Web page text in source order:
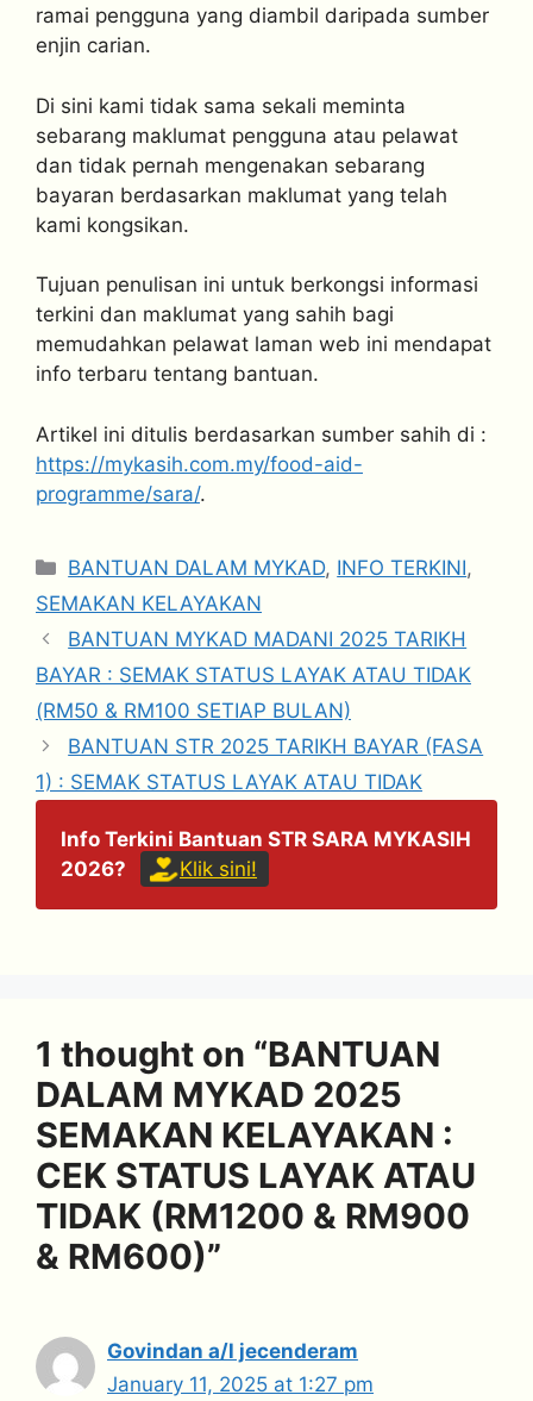
ramai pengguna yang diambil daripada sumber
enjin carian.
Di sini kami tidak sama sekali meminta
sebarang maklumat pengguna atau pelawat
dan tidak pernah mengenakan sebarang
bayaran berdasarkan maklumat yang telah
kami kongsikan.
Tujuan penulisan ini untuk berkongsi informasi
terkini dan maklumat yang sahih bagi
memudahkan pelawat laman web ini mendapat
info terbaru tentang bantuan.
Artikel ini ditulis berdasarkan sumber sahih di :
https://mykasih.com.my/food-aid-
programme/sara/.
Categories
BANTUAN DALAM MYKAD, INFO TERKINI,
SEMAKAN KELAYAKAN
BANTUAN MYKAD MADANI 2025 TARIKH
BAYAR : SEMAK STATUS LAYAK ATAU TIDAK
(RM50 & RM100 SETIAP BULAN)
BANTUAN STR 2025 TARIKH BAYAR (FASA
1) : SEMAK STATUS LAYAK ATAU TIDAK
Info Terkini Bantuan STR SARA MYKASIH
2026?
Klik sini!
1 thought on “BANTUAN
DALAM MYKAD 2025
SEMAKAN KELAYAKAN :
CEK STATUS LAYAK ATAU
TIDAK (RM1200 & RM900
& RM600)”
Govindan a/l jecenderam
January 11, 2025 at 1:27 pm